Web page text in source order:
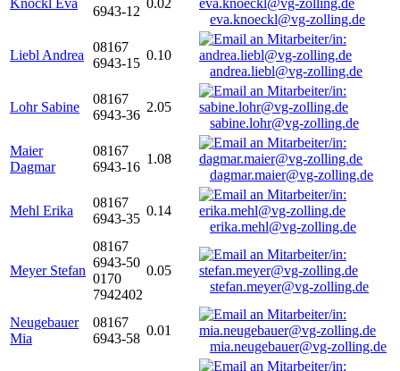
Knöckl Eva
6943-12
0.02
eva.knoeckl@vg-zolling.de
Liebl Andrea
08167
6943-15
0.10
andrea.liebl@vg-zolling.de
Lohr Sabine
08167
6943-36
2.05
sabine.lohr@vg-zolling.de
Maier
Dagmar
08167
6943-16
1.08
dagmar.maier@vg-zolling.de
Mehl Erika
08167
6943-35
0.14
erika.mehl@vg-zolling.de
Meyer Stefan
08167
6943-50
0170
7942402
0.05
stefan.meyer@vg-zolling.de
Neugebauer
Mia
08167
6943-58
0.01
mia.neugebauer@vg-zolling.de